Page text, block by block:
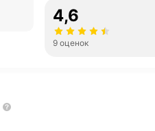
4,6
9 оценок